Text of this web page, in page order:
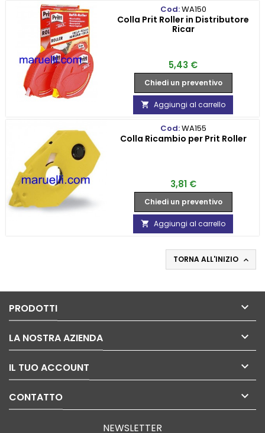
Cod:WA150
Colla Prit Roller in Distributore
Ricar
Prezzo
5,43 €
Chiedi un preventivo
 Aggiungi al carrello
Cod:WA155
Colla Ricambio per Prit Roller
Prezzo
3,81 €
Chiedi un preventivo
 Aggiungi al carrello
TORNA ALL'INIZIO 
PRODOTTI 
LA NOSTRA AZIENDA 
IL TUO ACCOUNT 
CONTATTO 
NEWSLETTER